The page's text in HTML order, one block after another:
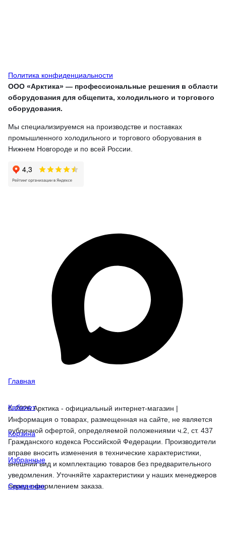
Политика конфиденциальности
ООО «Арктика» — профессиональные решения в области
оборудования для общепита, холодильного и торгового
оборудования.
Мы специализируемся на производстве и поставках
промышленного холодильного и торгового оборуования в
Нижнем Новгороде и по всей России.
© 2026 Арктика - официальный интернет-магазин |
Информация о товарах, размещенная на сайте, не является
публичной офертой, определяемой положениями ч.2, ст. 437
Гражданского кодекса Российской Федерации. Производители
вправе вносить изменения в технические характеристики,
внешний вид и комплектацию товаров без предварительного
уведомления. Уточняйте характеристики у наших менеджеров
перед оформлением заказа.
Главная
Кабинет
Корзина
Избранные
Сравнение